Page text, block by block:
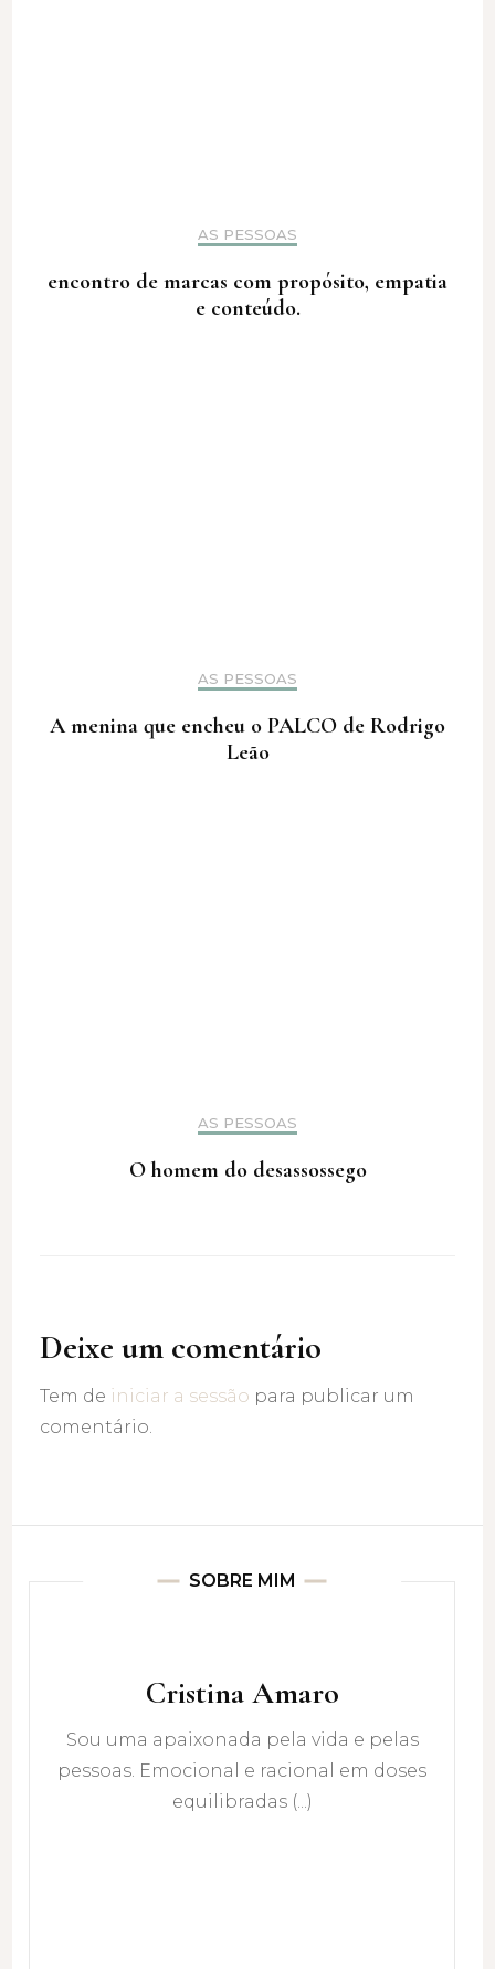
AS PESSOAS
encontro de marcas com propósito, empatia
e conteúdo.
AS PESSOAS
A menina que encheu o PALCO de Rodrigo
Leão
AS PESSOAS
O homem do desassossego
Deixe um comentário
Tem de iniciar a sessão para publicar um
comentário.
SOBRE MIM
Cristina Amaro
Sou uma apaixonada pela vida e pelas
pessoas. Emocional e racional em doses
equilibradas (...)